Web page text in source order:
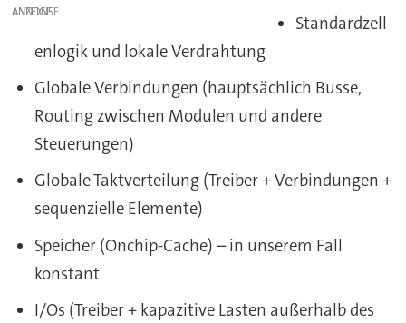
ANZEIGE
Standardzell
enlogik und lokale Verdrahtung
Globale Verbindungen (hauptsächlich Busse,
Routing zwischen Modulen und andere
Steuerungen)
Globale Taktverteilung (Treiber + Verbindungen +
sequenzielle Elemente)
Speicher (Onchip-Cache) – in unserem Fall
konstant
I/Os (Treiber + kapazitive Lasten außerhalb des